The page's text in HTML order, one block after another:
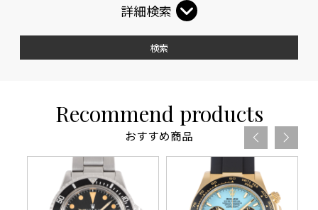
詳細検索
検索
Recommend products
おすすめ商品